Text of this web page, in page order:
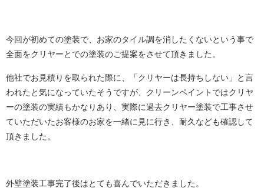
今回が初めての塗装で、お家のタイル調を消したくないという事で
全面をクリヤーとでの塗装のご提案をさせて頂きました。
他社でお見積りを取られた際に、「クリヤーは長持ちしない」と言
われたと気になっていたそうですが、クリーンペイントではクリヤ
ーの塗装の実績もかなりあり、実際に過去クリヤー塗装で工事させ
ていただいたお客様のお家を一緒に見に行き、耐久なども確認して
頂きました。
外壁塗装工事完了後はとても喜んでいただきました。